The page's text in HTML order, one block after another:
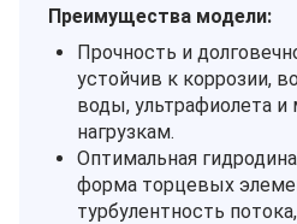
Преимущества модели:
Прочность и
устойчив к коррозии,
воды, ультрафиолета и
нагрузкам.
Оптимальная
форма торцевых
турбулентность